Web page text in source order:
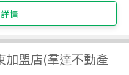
情
加盟店(羣達不動產